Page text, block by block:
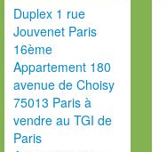
Duplex 1 rue
Jouvenet Paris
16ème
Appartement 180
avenue de Choisy
75013 Paris à
vendre au TGI de
Paris